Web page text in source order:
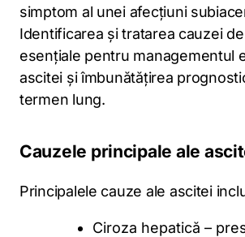
simptom al unei afecțiuni
Identificarea și tratarea cauzei
esențiale pentru managementul
ascitei și îmbunătățirea
termen lung.
Cauzele principale ale
Principalele cauze ale ascitei
Ciroza hepatică –